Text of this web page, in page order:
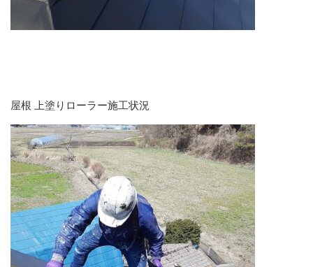
屋根 上塗りローラー施工状況